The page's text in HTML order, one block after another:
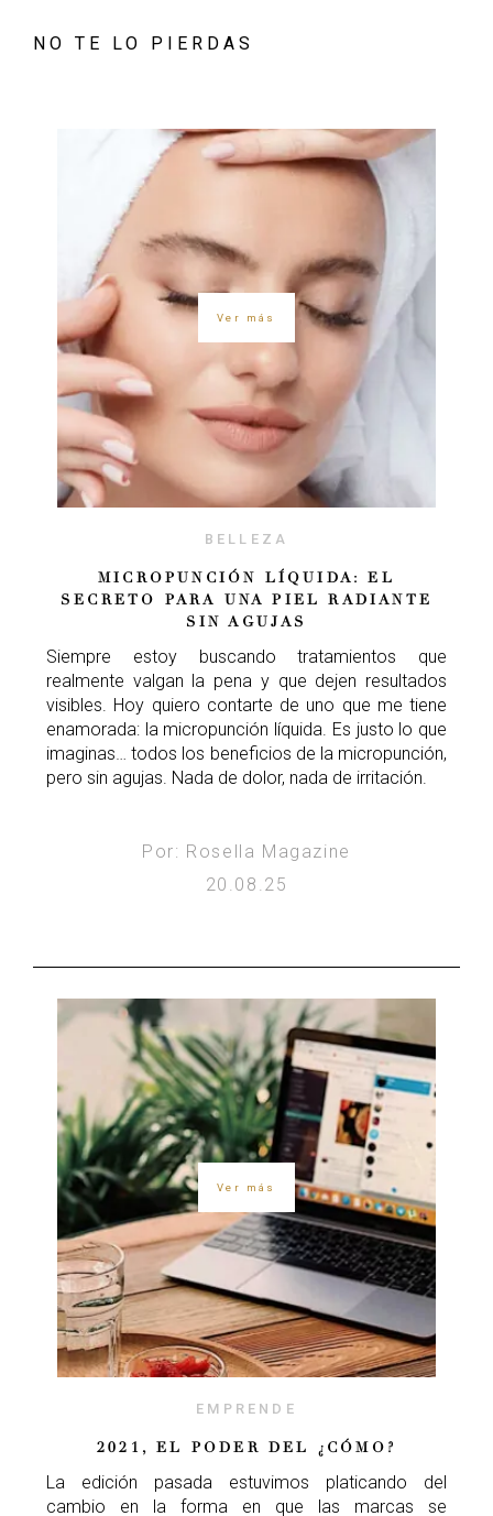
NO TE LO PIERDAS
Ver más
BELLEZA
MICROPUNCIÓN LÍQUIDA: EL
SECRETO PARA UNA PIEL RADIANTE
SIN AGUJAS
Siempre estoy buscando tratamientos que
realmente valgan la pena y que dejen resultados
visibles. Hoy quiero contarte de uno que me tiene
enamorada: la micropunción líquida. Es justo lo que
imaginas… todos los beneficios de la micropunción,
pero sin agujas. Nada de dolor, nada de irritación.
Por: Rosella Magazine
20.08.25
Ver más
EMPRENDE
2021, EL PODER DEL ¿CÓMO?
La edición pasada estuvimos platicando del
cambio en la forma en que las marcas se